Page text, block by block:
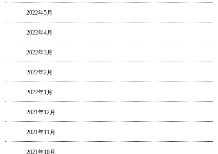
2022年5月
2022年4月
2022年3月
2022年2月
2022年1月
2021年12月
2021年11月
2021年10月